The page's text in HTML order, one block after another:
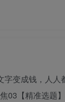
字变成钱，人
03【精准选题